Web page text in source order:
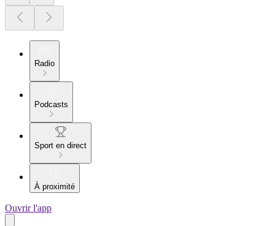
Radio
Podcasts
Sport en direct
À proximité
Ouvrir l'app